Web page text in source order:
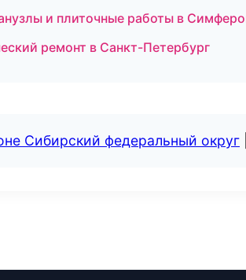
и плиточные работы в
ремонт в Санкт-Петербург
Сибирский федеральный округ